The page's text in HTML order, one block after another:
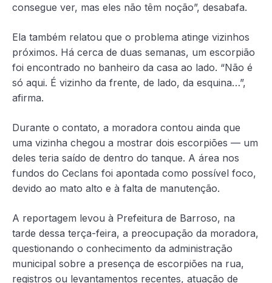
consegue ver, mas eles não têm noção”, desabafa.
Ela também relatou que o problema atinge vizinhos
próximos. Há cerca de duas semanas, um escorpião
foi encontrado no banheiro da casa ao lado. “Não é
só aqui. É vizinho da frente, de lado, da esquina…”,
afirma.
Durante o contato, a moradora contou ainda que
uma vizinha chegou a mostrar dois escorpiões — um
deles teria saído de dentro do tanque. A área nos
fundos do Ceclans foi apontada como possível foco,
devido ao mato alto e à falta de manutenção.
A reportagem levou à Prefeitura de Barroso, na
tarde dessa terça-feira, a preocupação da moradora,
questionando o conhecimento da administração
municipal sobre a presença de escorpiões na rua,
registros ou levantamentos recentes, atuação de